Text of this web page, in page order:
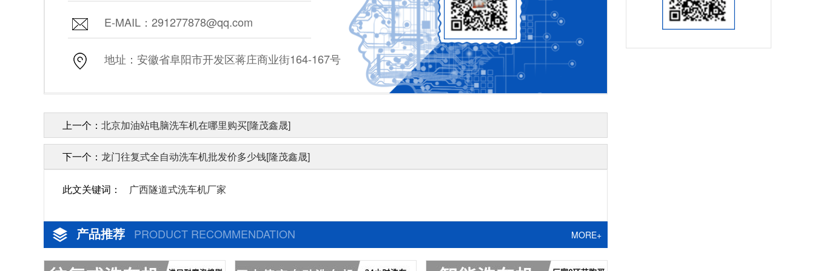
E-MAIL：291277878@qq.com
地址：安徽省阜阳市开发区蒋庄商业街164-167号
上一个： 北京加油站电脑洗车机在哪里购买[隆茂鑫晟]
下一个： 龙门往复式全自动洗车机批发价多少钱[隆茂鑫晟]
此文关键词： 广西隧道式洗车机厂家
产品推荐 PRODUCT RECOMMENDATION MORE+